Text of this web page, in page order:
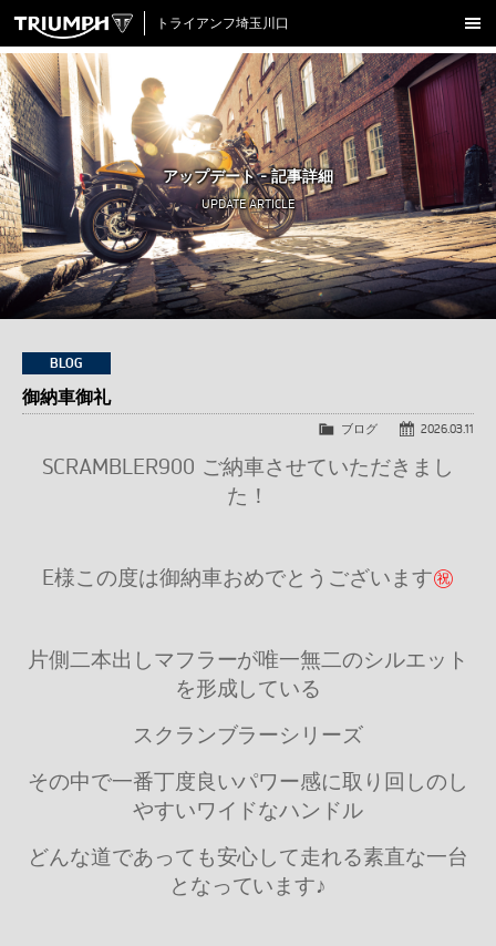
トライアンフ埼玉川口
新車在庫情報
試乗車一覧
認定中古車
アクセサリー
クロージング
アップデート
店舗情報
採用情報
TRIUMPH OFFICIAL SITE
LINE FacebookInstagram
X
アップデート - 記事詳細
UPDATE ARTICLE
BLOG
御納車御礼
2026.03.11
ブログ
SCRAMBLER900 ご納車させていただきまし
た！
E様この度は御納車おめでとうございます㊗
片側二本出しマフラーが唯一無二のシルエット
を形成している
スクランブラーシリーズ
その中で一番丁度良いパワー感に取り回しのし
やすいワイドなハンドル
どんな道であっても安心して走れる素直な一台
となっています♪